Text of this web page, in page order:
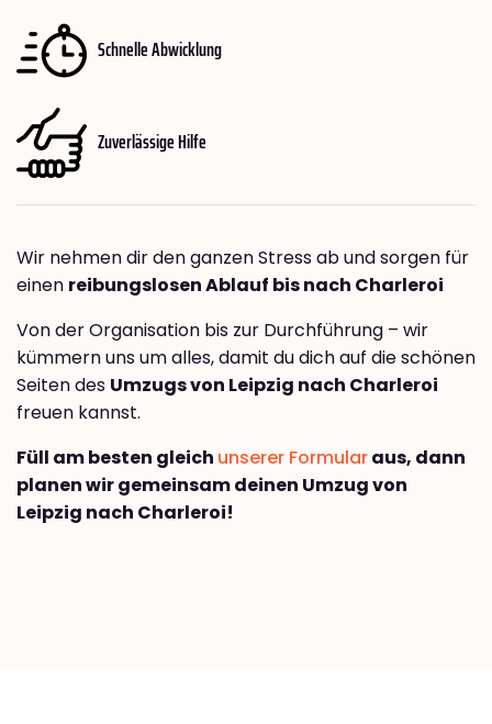
Schnelle Abwicklung
Zuverlässige Hilfe
Wir nehmen dir den ganzen Stress ab und sorgen für
einen reibungslosen Ablauf bis nach Charleroi
Von der Organisation bis zur Durchführung – wir
kümmern uns um alles, damit du dich auf die schönen
Seiten des Umzugs von Leipzig nach Charleroi
freuen kannst.
Füll am besten gleich unserer Formularaus, dann
planen wir gemeinsam deinen Umzug von
Leipzig nach Charleroi!